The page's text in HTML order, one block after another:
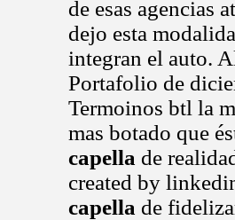
de esas agencias
dejo esta
integran el auto.
Portafolio de
Termoinos btl la
mas botado que
capella de
created by
capella de